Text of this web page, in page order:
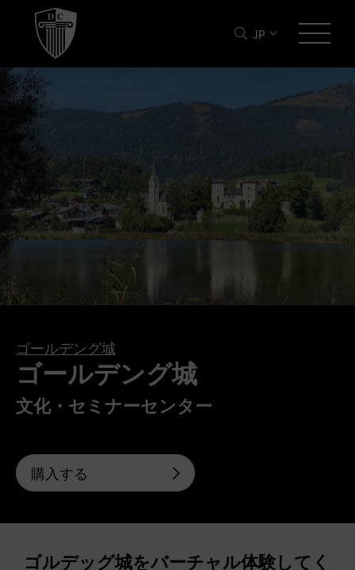
JP
ゴールデング城
ゴールデング城
文化・セミナーセンター
購入する
ゴルデッグ城をバーチャル体験してく